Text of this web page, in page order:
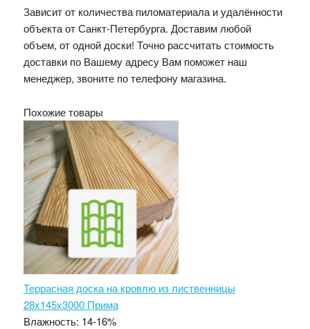
Зависит от количества пиломатериала и удалённости
объекта от Санкт-Петербурга. Доставим любой
объем, от одной доски! Точно рассчитать стоимость
доставки по Вашему адресу Вам поможет наш
менеджер, звоните по телефону магазина.
Похожие товары
Террасная доска на кровлю из лиственницы
28x145x3000 Прима
Влажность: 14-16%